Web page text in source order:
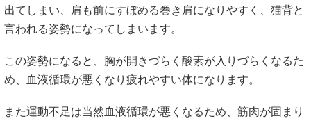
出てしまい、肩も前にすぼめる巻き肩になりやすく、猫背と
言われる姿勢になってしまいます。
この姿勢になると、胸が開きづらく酸素が入りづらくなるた
め、血液循環が悪くなり疲れやすい体になります。
また運動不足は当然血液循環が悪くなるため、筋肉が固まり